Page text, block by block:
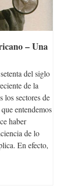
– Una
del siglo
de la
los sectores de
entendemos
haber
de lo
En efecto,